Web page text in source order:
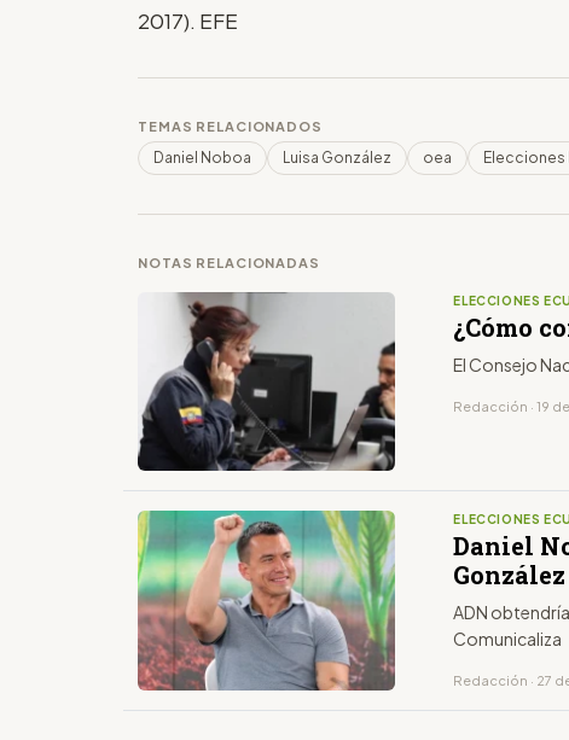
2017). EFE
TEMAS RELACIONADOS
Daniel Noboa Luisa González oea Elecciones
NOTAS RELACIONADAS
ELECCIONES
¿Cómo
El Consejo
Redacción · 19
ELECCIONES
Daniel
González
ADN
Comunicaliza
Redacción · 27